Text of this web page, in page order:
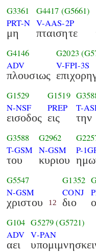
G3361
PRT-N
μη
G4417 (G5661)
V-AAS-2P
πταισητε
G4146
ADV
πλουσιως
G2023
V-FPI-3S
G1529
N-NSF
εισοδος
G1519
PREP
εις
T-
την
G3588
T-GSM
του
G2962
N-GSM
κυριου
P-
G5547
N-GSM
χριστου 12
G1352
CONJ
διο
G104
ADV
αει
G5279(G5721)
V-PAN